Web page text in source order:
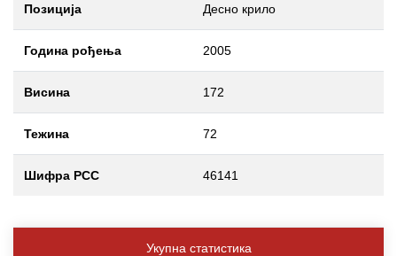
Позиција Десно крило
Година рођења 2005
Висина 172
Тежина 72
Шифра РСС 46141
Укупна статистика